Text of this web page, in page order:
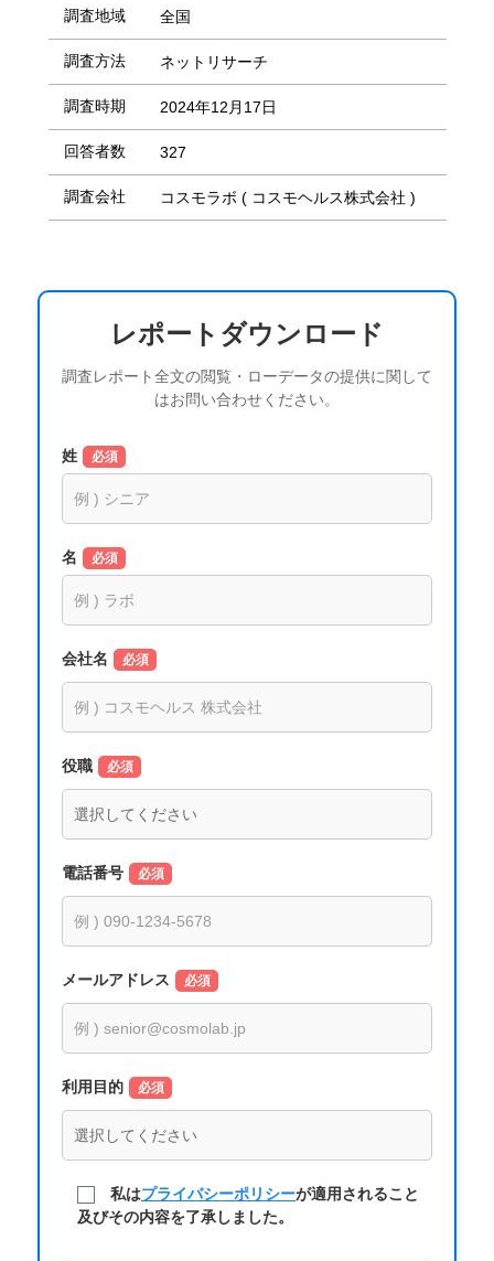
調査地域 全国
調査方法 ネットリサーチ
調査時期 2024年12月17日
回答者数 327
調査会社 コスモラボ ( コスモヘルス株式会社 )
レポートダウンロード
調査レポート全文の閲覧・ローデータの提供に関して
はお問い合わせください。
姓 必須
名 必須
会社名 必須
役職 必須
電話番号 必須
メールアドレス 必須
利用目的 必須
私はプライバシーポリシーが適用されること
及びその内容を了承しました。